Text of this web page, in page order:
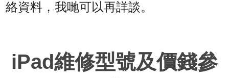
絡資料，我哋可以再詳談。
iPad維修型號及價錢參